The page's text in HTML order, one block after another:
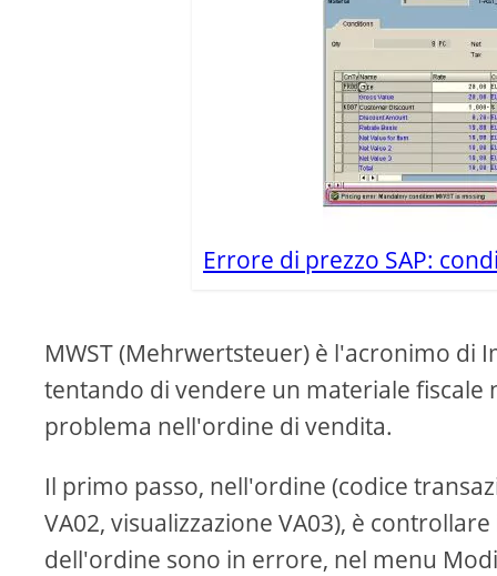
Errore di prezzo SAP:
MWST (Mehrwertsteuer) è l'acronimo di
tentando di vendere un materiale
problema nell'ordine di vendita.
Il primo passo, nell'ordine (codice
VA02, visualizzazione VA03), è
dell'ordine sono in errore, nel menu